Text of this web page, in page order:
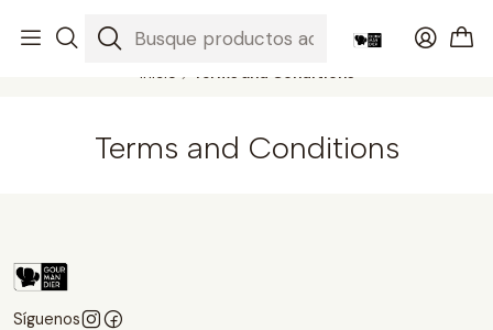
Productos gourmet del sur a todo Chile
Inicio Terms and Conditions
Terms and Conditions
Síguenos